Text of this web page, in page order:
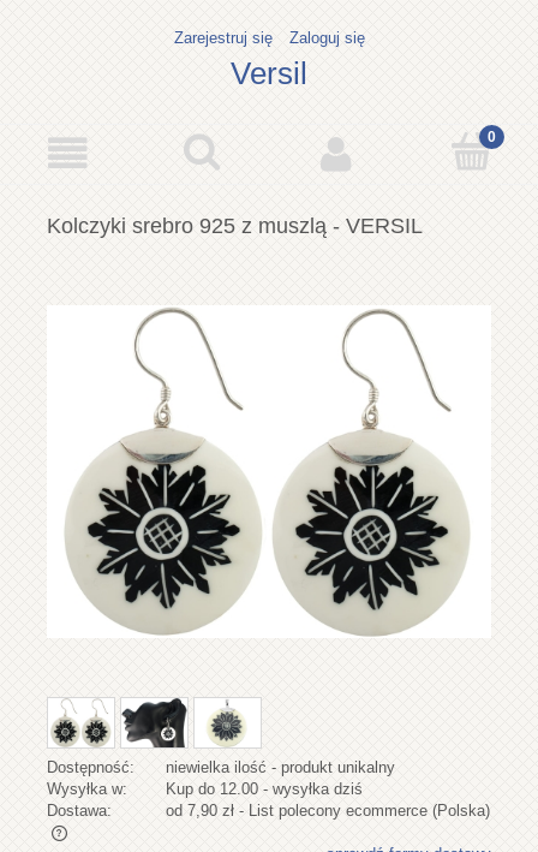
Zarejestruj się Zaloguj się
Versil
Kolczyki srebro 925 z muszlą - VERSIL
Dostępność:
niewielka ilość - produkt unikalny
Wysyłka w:
Kup do 12.00 - wysyłka dziś
Dostawa:
od 7,90 zł - List polecony ecommerce (Polska)